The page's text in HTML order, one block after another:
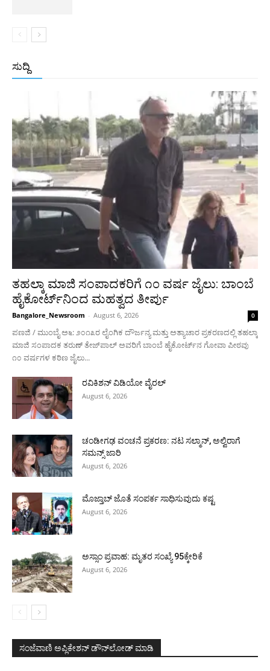
ಸುದ್ದಿ
ತಹಲ್ಕಾ ಮಾಜಿ ಸಂಪಾದಕರಿಗೆ ೧೦ ವರ್ಷ ಜೈಲು: ಬಾಂಬೆ
ಹೈಕೋರ್ಟ್‌ನಿಂದ ಮಹತ್ವದ ತೀರ್ಪು
Bangalore_Newsroom - August 6, 2026 0
ಪಣಜಿ / ಮುಂಬೈ ಅ೬: ೨೦೧೩ರ ಲೈಂಗಿಕ ದೌರ್ಜನ್ಯ ಮತ್ತು ಅತ್ಯಾಚಾರ ಪ್ರಕರಣದಲ್ಲಿ ತಹಲ್ಕಾ
ಮಾಜಿ ಸಂಪಾದಕ ತರುಣ್ ತೇಜ್‌ಪಾಲ್ ಅವರಿಗೆ ಬಾಂಬೆ ಹೈಕೋರ್ಟ್‌ನ ಗೋವಾ ಪೀಠವು
೧೦ ವರ್ಷಗಳ ಕಠಿಣ ಜೈಲು...
ರವಿಕಿಶನ್ ವಿಡಿಯೋ ವೈರಲ್
August 6, 2026
ಚಂಡೀಗಢ ವಂಚನೆ ಪ್ರಕರಣ: ನಟ ಸಲ್ಮಾನ್, ಅಲ್ವಿರಾಗೆ
ಸಮನ್ಸ್ ಜಾರಿ
August 6, 2026
ಮೊಜ್ತಾಬ್ ಜೊತೆ ಸಂಪರ್ಕ ಸಾಧಿಸುವುದು ಕಷ್ಟ
August 6, 2026
ಅಸ್ಸಾಂ ಪ್ರವಾಹ: ಮೃತರ ಸಂಖ್ಯೆ 95ಕ್ಕೇರಿಕೆ
August 6, 2026
ಸಂಜೆವಾಣಿ ಅಪ್ಲಿಕೇಶನ್ ಡೌನ್‌ಲೋಡ್ ಮಾಡಿ